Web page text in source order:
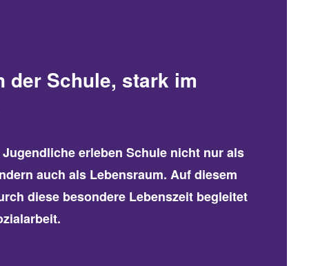
der Schule, stark im
erleben Schule nicht nur als
auch als Lebensraum. Auf diesem
diese besondere Lebenszeit begleitet